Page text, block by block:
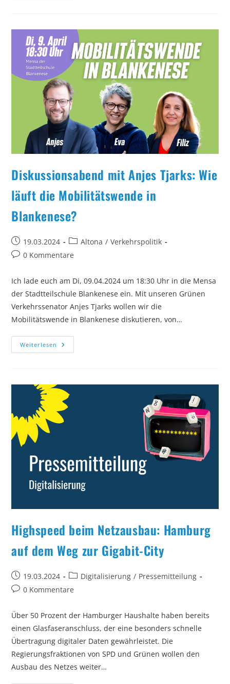
KI
In
Der
Öffentlichen
Verwaltung
Diskussionsabend mit Anjes Tjarks: Wie
läuft die Mobilitätswende in
Blankenese?
Beitrag
veröffentlicht:
19.03.2024
Beitrags-
Kategorie:
Altona / Verkehrspolitik
Beitrags-
0 Kommentare
Ich lade euch am Di, 09.04.2024 um 18:30 Uhr in die Mensa
der Stadtteilschule Blankenese ein. Mit unseren Grünen
Verkehrssenator Anjes Tjarks wollen wir die
Mobilitätswende in Blankenese diskutieren, von…
Weiterlesen Diskussionsabend
Mit
Die
Mobilitätswende
In
Blankenese?
Highspeed beim Netzausbau: Hamburg
auf dem Weg zur Gigabit-City
Beitrag
veröffentlicht:
19.03.2024
Beitrags-
Kategorie:
Digitalisierung / Pressemitteilung
Beitrags-
0 Kommentare
Über 50 Prozent der Hamburger Haushalte haben bereits
einen Glasfaseranschluss, der eine besonders schnelle
Übertragung digitaler Daten gewährleistet. Die
Regierungsfraktionen von SPD und Grünen wollen den
Ausbau des Netzes weiter…